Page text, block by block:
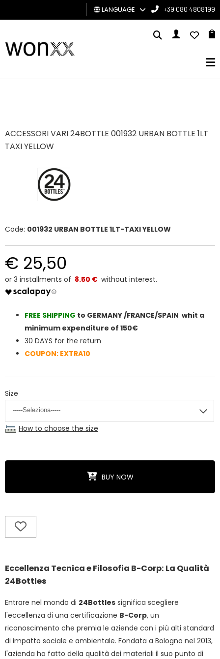
MAN
LANGUAGE +39 080 4808199
ACCESSORI VARI 24BOTTLE 001932 URBAN BOTTLE 1LT
TAXI YELLOW
Code: 001932 URBAN BOTTLE 1LT-TAXI YELLOW
€ 25,50
8.50 €
FREE SHIPPING to GERMANY /FRANCE/SPAIN whit a
minimum expenditure of 150€
30 DAYS for the return
COUPON: EXTRA10
Size
How to choose the size
BUY NOW
Eccellenza Tecnica e Filosofia B-Corp: La Qualità
24Bottles
Entrare nel mondo di 24Bottles significa scegliere
l'eccellenza di una certificazione B-Corp, un
riconoscimento che premia le aziende con i più alti standard
di impatto sociale e ambientale. Fondata a Bologna nel 2013,
l'azienda ha fatto della qualità dei materiali il suo punto di